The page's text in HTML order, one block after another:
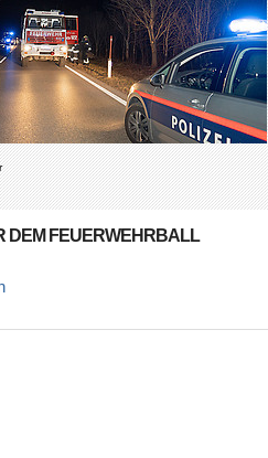
DEM FEUERWEHRBALL